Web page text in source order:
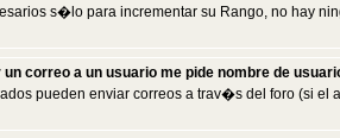
s�lo para incrementar su Rango, no hay
correo a un usuario me pide nombre de
pueden enviar correos a trav�s del foro (si